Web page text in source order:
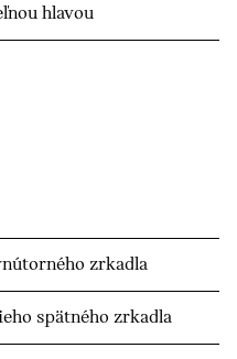
hlavou
zrkadla
spätného zrkadla